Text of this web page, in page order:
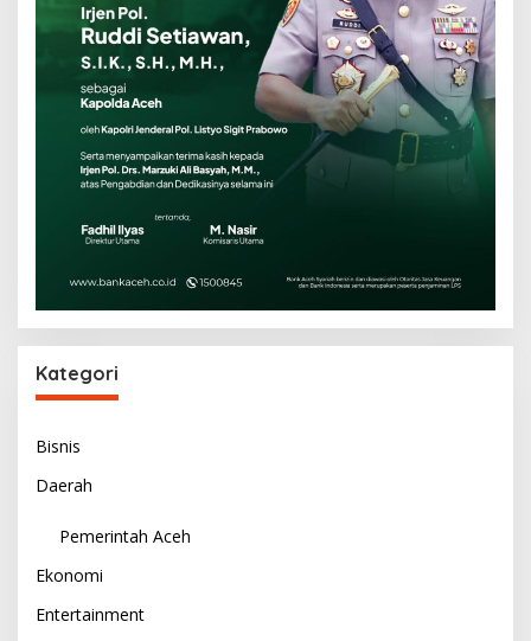
Kategori
Bisnis
Daerah
Pemerintah Aceh
Ekonomi
Entertainment